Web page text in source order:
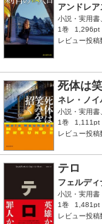
アンドレ
小説・実用書
1巻
1,296pt
レビュー投稿
死体は
ネレ・ノイ
小説・実用書
1巻
1,111pt
レビュー投稿
テロ
フェルデ
小説・実用書
1巻
1,481pt
レビュー投稿